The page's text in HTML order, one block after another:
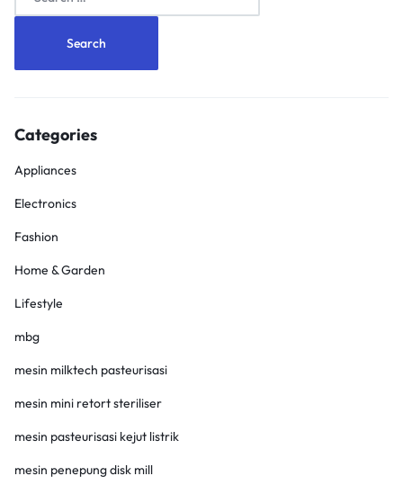
Categories
Appliances
Electronics
Fashion
Home & Garden
Lifestyle
mbg
mesin milktech pasteurisasi
mesin mini retort steriliser
mesin pasteurisasi kejut listrik
mesin penepung disk mill